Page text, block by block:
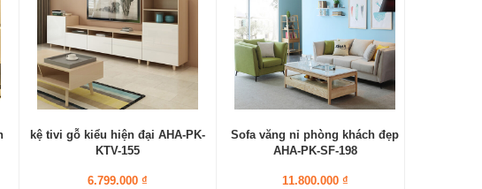
kệ tivi gỗ kiểu hiện đại AHA-PK-
KTV-155
6.799.000 ₫
Sofa văng nỉ phòng khách đẹp
AHA-PK-SF-198
11.800.000 ₫